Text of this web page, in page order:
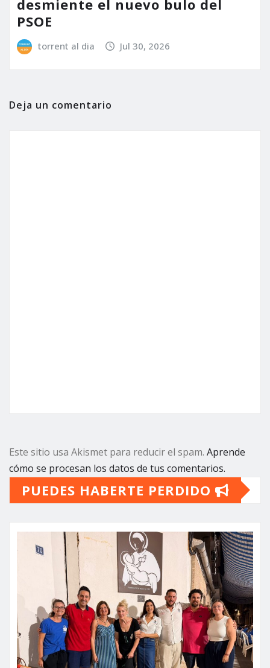
desmiente el nuevo bulo del
PSOE
torrent al dia Jul 30, 2026
Deja un comentario
Este sitio usa Akismet para reducir el spam. Aprende
cómo se procesan los datos de tus comentarios.
PUEDES HABERTE PERDIDO